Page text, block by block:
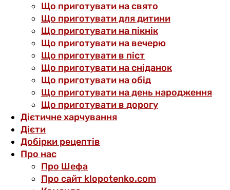
Що приготувати на свято
Що приготувати для дитини
Що приготувати на пікнік
Що приготувати на вечерю
Що приготувати в піст
Що приготувати на сніданок
Що приготувати на обід
Що приготувати на день народження
Що приготувати в дорогу
Дієтичне харчування
Дієти
Добірки рецептів
Про нас
Про Шефа
Про сайт klopotenko.com